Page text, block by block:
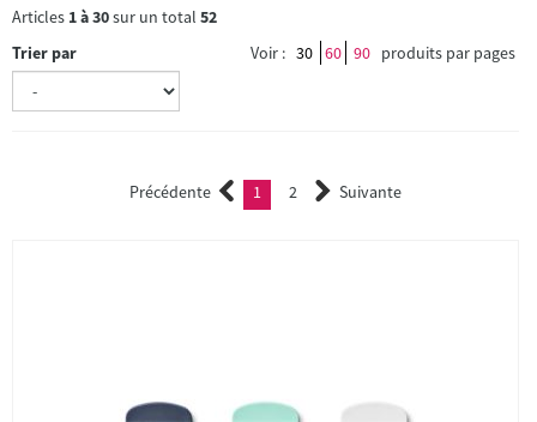
Articles 1à30sur un total 52
Trier par
Voir : 30 60 90 produits par pages
Précédente 1 (current)
2 Suivante